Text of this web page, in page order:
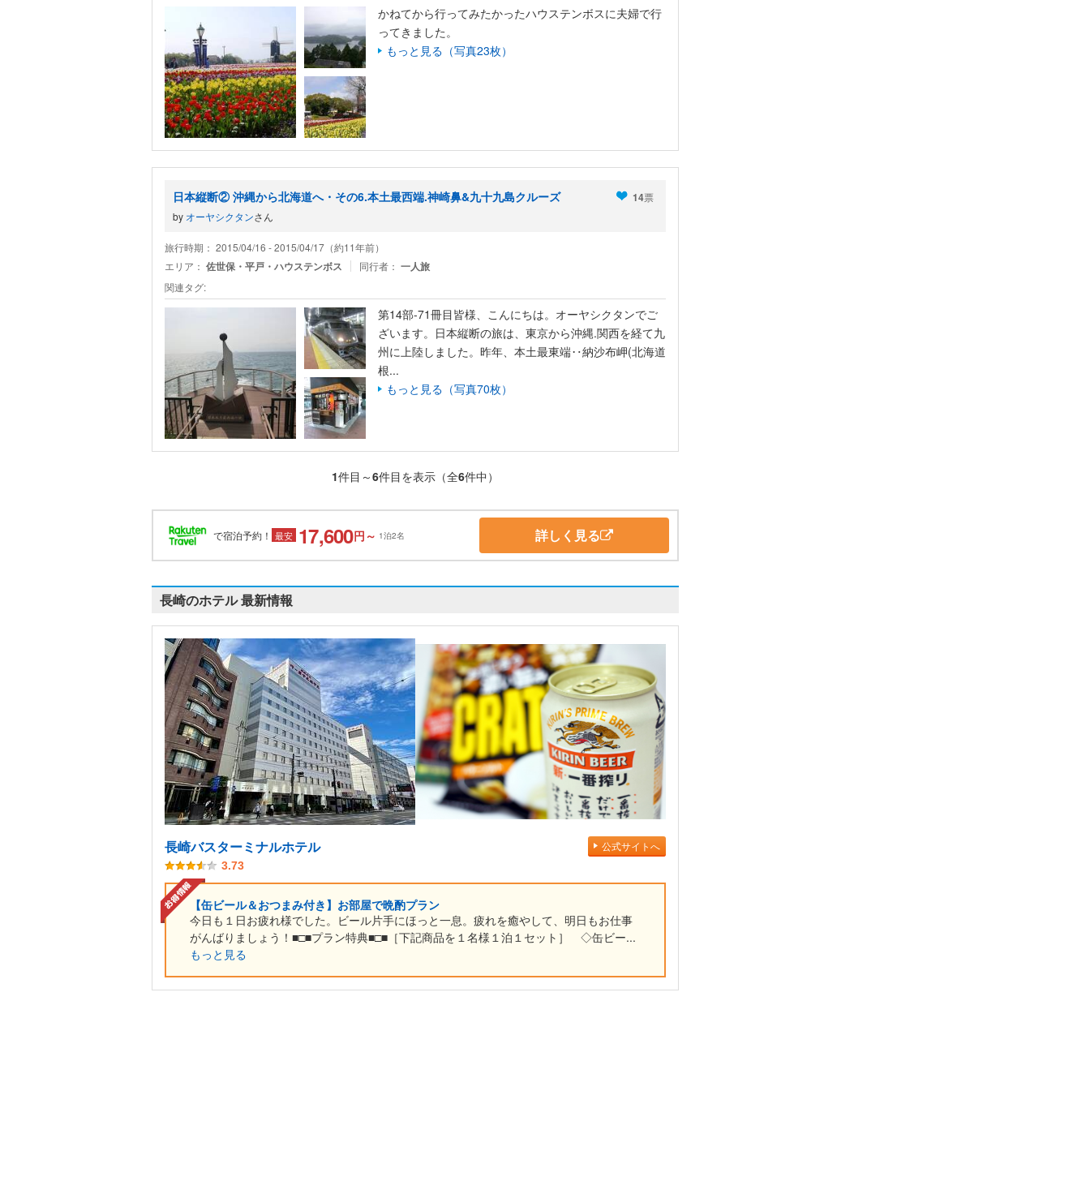
かねてから行ってみたかったハウステンボスに夫婦で行
ってきました。
もっと見る（写真23枚）
日本縦断② 沖縄から北海道へ・その6.本土最西端.神崎鼻&九十九島クルーズ 14票
by オーヤシクタンさん
旅行時期： 2015/04/16 - 2015/04/17（約11年前）
エリア： 佐世保・平戸・ハウステンボス 同行者： 一人旅
関連タグ:
第14部-71冊目皆様、こんにちは。オーヤシクタンでご
ざいます。日本縦断の旅は、東京から沖縄.関西を経て九
州に上陸しました。昨年、本土最東端‥納沙布岬(北海道
根...
もっと見る（写真70枚）
1件目～6件目を表示（全6件中）
で宿泊予約！ 最安 17,600円～ 1泊2名 詳しく見る
長崎のホテル 最新情報
長崎バスターミナルホテル 公式サイトへ
3.73
【缶ビール＆おつまみ付き】お部屋で晩酌プラン
今日も１日お疲れ様でした。ビール片手にほっと一息。疲れを癒やして、明日もお仕事
がんばりましょう！■□■プラン特典■□■［下記商品を１名様１泊１セット］ ◇缶ビー...
もっと見る